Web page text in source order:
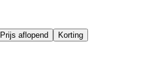
Prijs aflopend Korting